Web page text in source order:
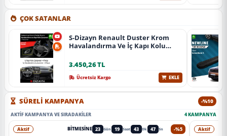
ÇOK SATANLAR
S-Dizayn Renault Duster Krom
Havalandırma Ve İç Kapı Kolu
Krom) A+ Kalite
3.450,26 TL
Ücretsiz Kargo EKLE
SÜRELİ KAMPANYA -%10
AKTIF KAMPANYA VE SIRADAKILER 4 KAMPANYA
-%5
Aktif BITMESINE 23 Gün 19 Saat 43 Dk 44 Sn Aktif